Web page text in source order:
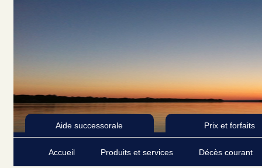
Aide successorale Prix et forfaits
Accueil Produits et services Décès courant